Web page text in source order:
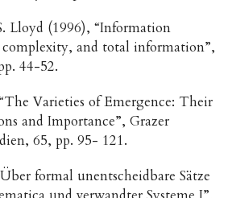
Lloyd (1996), “Information
complexity, and total information”,
44-52.
Varieties of Emergence: Their
and Importance”, Grazer
65, pp. 95- 121.
formal unentscheidbare Sätze